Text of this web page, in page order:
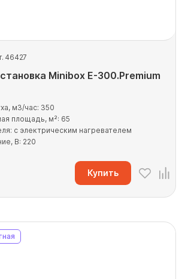
46427
Minibox E-300.Premium
м3/час: 350
площадь, м²: 65
с электрическим нагревателем
В: 220
Купить